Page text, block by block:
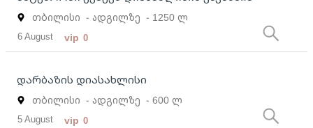
თბილისი - ადგილზე - 1250 ლ
6 August vip 0
დარბაზის დიასახლისი
თბილისი - ადგილზე - 600 ლ
5 August vip 0